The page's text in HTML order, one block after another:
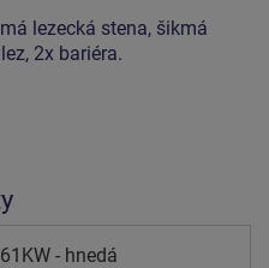
lezecká stena, šikmá
2x bariéra.
- hnedá